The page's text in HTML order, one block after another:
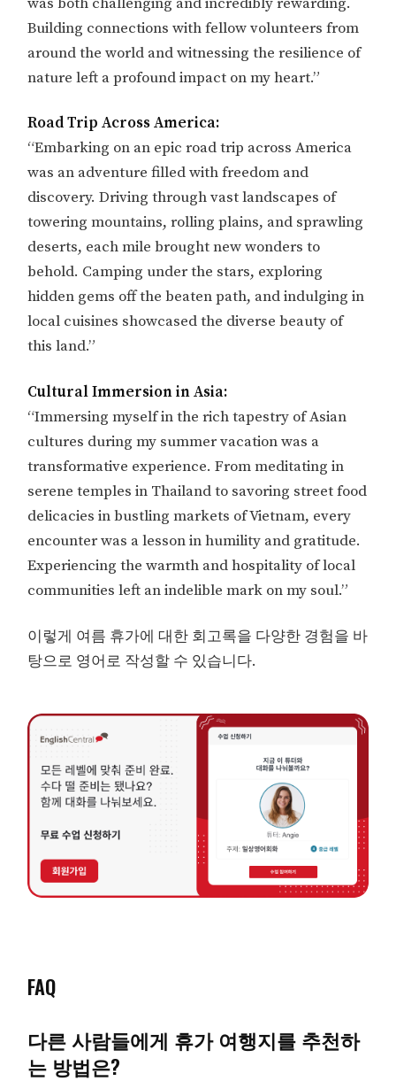
Building connections with fellow volunteers from
around the world and witnessing the resilience of
nature left a profound impact on my heart.”
Road Trip Across America:
“Embarking on an epic road trip across America
was an adventure filled with freedom and
discovery. Driving through vast landscapes of
towering mountains, rolling plains, and sprawling
deserts, each mile brought new wonders to
behold. Camping under the stars, exploring
hidden gems off the beaten path, and indulging in
local cuisines showcased the diverse beauty of
this land.”
Cultural Immersion in Asia:
“Immersing myself in the rich tapestry of Asian
cultures during my summer vacation was a
transformative experience. From meditating in
serene temples in Thailand to savoring street food
delicacies in bustling markets of Vietnam, every
encounter was a lesson in humility and gratitude.
Experiencing the warmth and hospitality of local
communities left an indelible mark on my soul.”
이렇게 여름 휴가에 대한 회고록을 다양한 경험을 바
탕으로 영어로 작성할 수 있습니다.
FAQ
다른 사람들에게 휴가 여행지를 추천하
는 방법은?